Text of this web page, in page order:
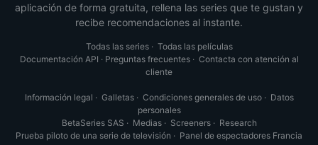
aplicación de forma gratuita, rellena las series que te gustan y
recibe recomendaciones al instante.
Todas las series· Todas las películas
Documentación API · Preguntas frecuentes· Contacta con atención al
cliente
Información legal · Galletas· Condiciones generales de uso· Datos
personales
BetaSeries SAS · Medias· Screeners· Research
Prueba piloto de una serie de televisión · Panel de espectadores Francia